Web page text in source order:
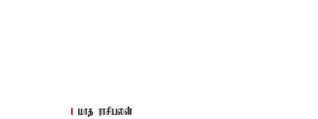
மாத ராசிபலன்